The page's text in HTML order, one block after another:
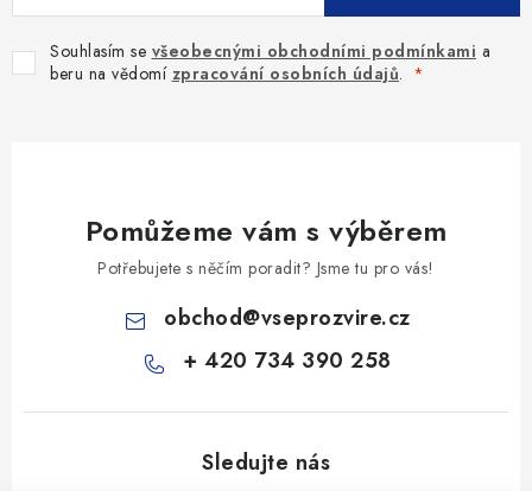
Souhlasím se všeobecnými obchodními podmínkami a
beru na vědomí zpracování osobních údajů.
Pomůžeme vám s výběrem
Potřebujete s něčím poradit? Jsme tu pro vás!
obchod@vseprozvire.cz
+ 420 734 390 258